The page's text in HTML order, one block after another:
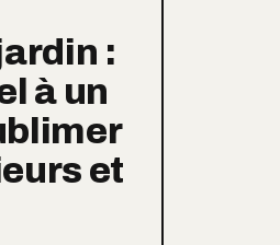
:
à un
et